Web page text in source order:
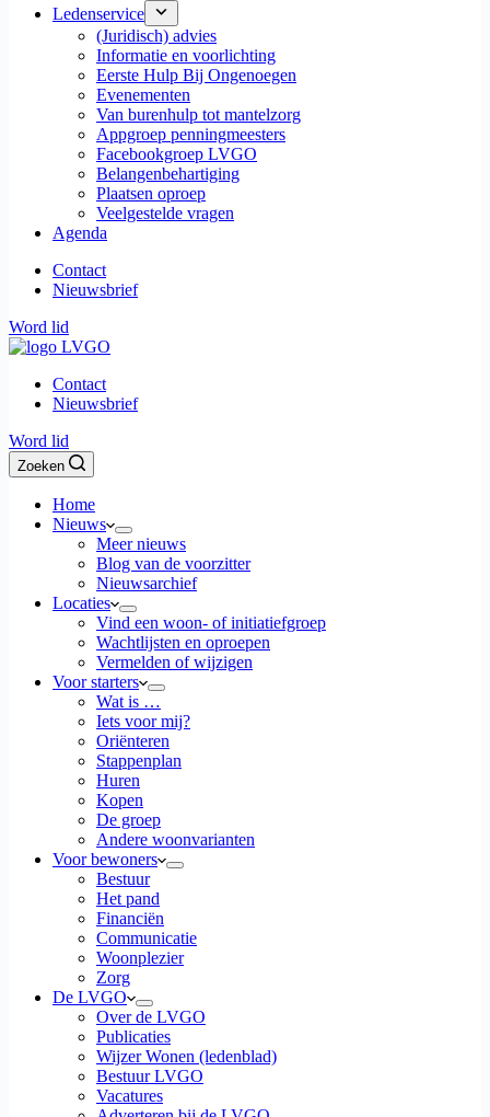
Ledenservice
(Juridisch) advies
Informatie en voorlichting
Eerste Hulp Bij Ongenoegen
Evenementen
Van burenhulp tot mantelzorg
Appgroep penningmeesters
Facebookgroep LVGO
Belangenbehartiging
Plaatsen oproep
Veelgestelde vragen
Agenda
Contact
Nieuwsbrief
Word lid
Contact
Nieuwsbrief
Word lid
Zoeken
Home
Nieuws
Meer nieuws
Blog van de voorzitter
Nieuwsarchief
Locaties
Vind een woon- of initiatiefgroep
Wachtlijsten en oproepen
Vermelden of wijzigen
Voor starters
Wat is …
Iets voor mij?
Oriënteren
Stappenplan
Huren
Kopen
De groep
Andere woonvarianten
Voor bewoners
Bestuur
Het pand
Financiën
Communicatie
Woonplezier
Zorg
De LVGO
Over de LVGO
Publicaties
Wijzer Wonen (ledenblad)
Bestuur LVGO
Vacatures